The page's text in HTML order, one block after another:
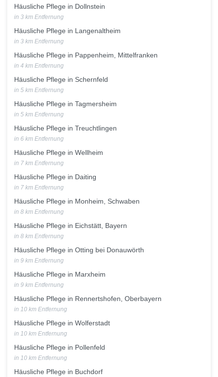
Häusliche Pflege in Dollnstein
in 3 km Entfernung
Häusliche Pflege in Langenaltheim
in 3 km Entfernung
Häusliche Pflege in Pappenheim, Mittelfranken
in 4 km Entfernung
Häusliche Pflege in Schernfeld
in 5 km Entfernung
Häusliche Pflege in Tagmersheim
in 5 km Entfernung
Häusliche Pflege in Treuchtlingen
in 6 km Entfernung
Häusliche Pflege in Wellheim
in 7 km Entfernung
Häusliche Pflege in Daiting
in 7 km Entfernung
Häusliche Pflege in Monheim, Schwaben
in 8 km Entfernung
Häusliche Pflege in Eichstätt, Bayern
in 8 km Entfernung
Häusliche Pflege in Otting bei Donauwörth
in 9 km Entfernung
Häusliche Pflege in Marxheim
in 9 km Entfernung
Häusliche Pflege in Rennertshofen, Oberbayern
in 10 km Entfernung
Häusliche Pflege in Wolferstadt
in 10 km Entfernung
Häusliche Pflege in Pollenfeld
in 10 km Entfernung
Häusliche Pflege in Buchdorf